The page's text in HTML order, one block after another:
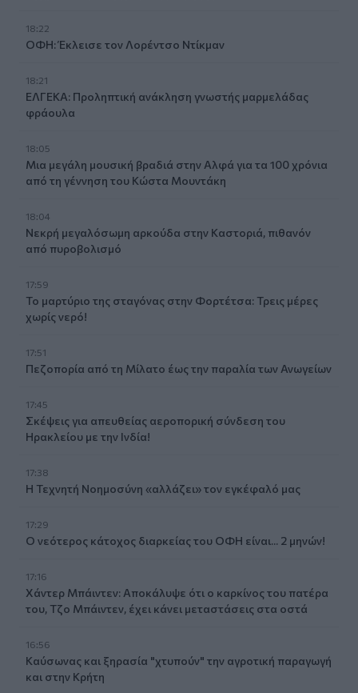
18:22
ΟΦΗ: Έκλεισε τον Λορέντσο Ντίκμαν
18:21
ΕΛΓΕΚΑ: Προληπτική ανάκληση γνωστής μαρμελάδας
φράουλα
18:05
Μια μεγάλη μουσική βραδιά στην Αλφά για τα 100 χρόνια
από τη γέννηση του Κώστα Μουντάκη
18:04
Νεκρή μεγαλόσωμη αρκούδα στην Καστοριά, πιθανόν
από πυροβολισμό
17:59
Το μαρτύριο της σταγόνας στην Φορτέτσα: Τρεις μέρες
χωρίς νερό!
17:51
Πεζοπορία από τη Μίλατο έως την παραλία των Ανωγείων
17:45
Σκέψεις για απευθείας αεροπορική σύνδεση του
Ηρακλείου με την Ινδία!
17:38
Η Τεχνητή Νοημοσύνη «αλλάζει» τον εγκέφαλό μας
17:29
Ο νεότερος κάτοχος διαρκείας του ΟΦΗ είναι... 2 μηνών!
17:16
Χάντερ Μπάιντεν: Αποκάλυψε ότι ο καρκίνος του πατέρα
του, Τζο Μπάιντεν, έχει κάνει μεταστάσεις στα οστά
16:56
Καύσωνας και ξηρασία "χτυπούν" την αγροτική παραγωγή
και στην Κρήτη